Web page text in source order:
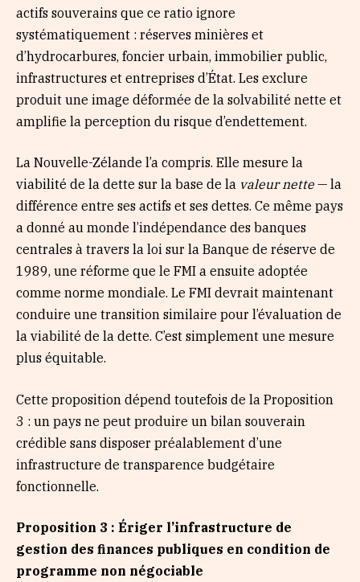
actifs souverains que ce ratio ignore
systématiquement : réserves minières et
d’hydrocarbures, foncier urbain, immobilier public,
infrastructures et entreprises d’État. Les exclure
produit une image déformée de la solvabilité nette et
amplifie la perception du risque d’endettement.
La Nouvelle-Zélande l’a compris. Elle mesure la
viabilité de la dette sur la base de la valeur nette — la
différence entre ses actifs et ses dettes. Ce même pays
a donné au monde l’indépendance des banques
centrales à travers la loi sur la Banque de réserve de
1989, une réforme que le FMI a ensuite adoptée
comme norme mondiale. Le FMI devrait maintenant
conduire une transition similaire pour l’évaluation de
la viabilité de la dette. C’est simplement une mesure
plus équitable.
Cette proposition dépend toutefois de la Proposition
3 : un pays ne peut produire un bilan souverain
crédible sans disposer préalablement d’une
infrastructure de transparence budgétaire
fonctionnelle.
Proposition 3 : Ériger l’infrastructure de
gestion des finances publiques en condition de
programme non négociable